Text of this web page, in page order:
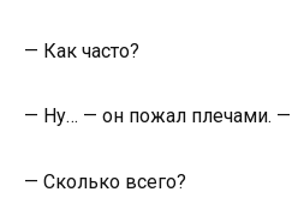
— Как часто?
— Ну… — он пожал плечами. —
— Сколько всего?